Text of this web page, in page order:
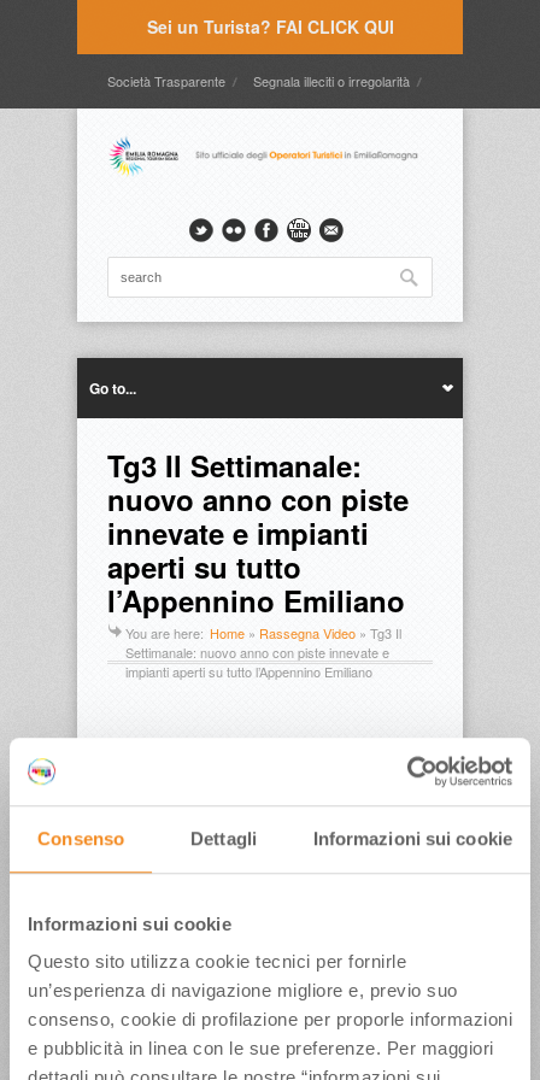
Consenso Dettagli Informazioni sui cookie
Informazioni sui cookie
Questo sito utilizza cookie tecnici per fornirle
un’esperienza di navigazione migliore e, previo suo
consenso, cookie di profilazione per proporle informazioni
e pubblicità in linea con le sue preferenze. Per maggiori
Sei un Turista? FAI CLICK QUI
Società Trasparente Segnala illeciti o irregolarità
Timbrature
Go to...
Tg3 Il Settimanale:
nuovo anno con piste
innevate e impianti
aperti su tutto
l’Appennino Emiliano
You are here: Home » Rassegna Video » Tg3 Il
Settimanale: nuovo anno con piste innevate e
impianti aperti su tutto l’Appennino Emiliano
Babbi
appennino emiliano
Calvetti
Rai3 Sestola video
ULTIMI ARTICOLI